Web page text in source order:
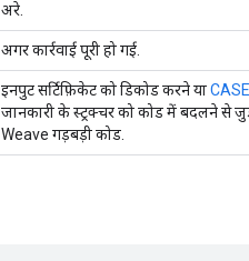
अरे.
अगर कार्रवाई पूरी हो गई.
इनपुट सर्टिफ़िकेट को डिकोड करने याCASE
जानकारी के स्ट्रक्चर को कोड में बदलने से
Weave गड़बड़ी कोड.